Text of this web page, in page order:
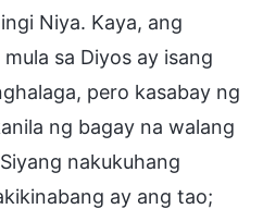
Niya. Kaya, ang
sa Diyos ay isang
pero kasabay ng
ng bagay na walang
nakukuhang
ay ang tao;